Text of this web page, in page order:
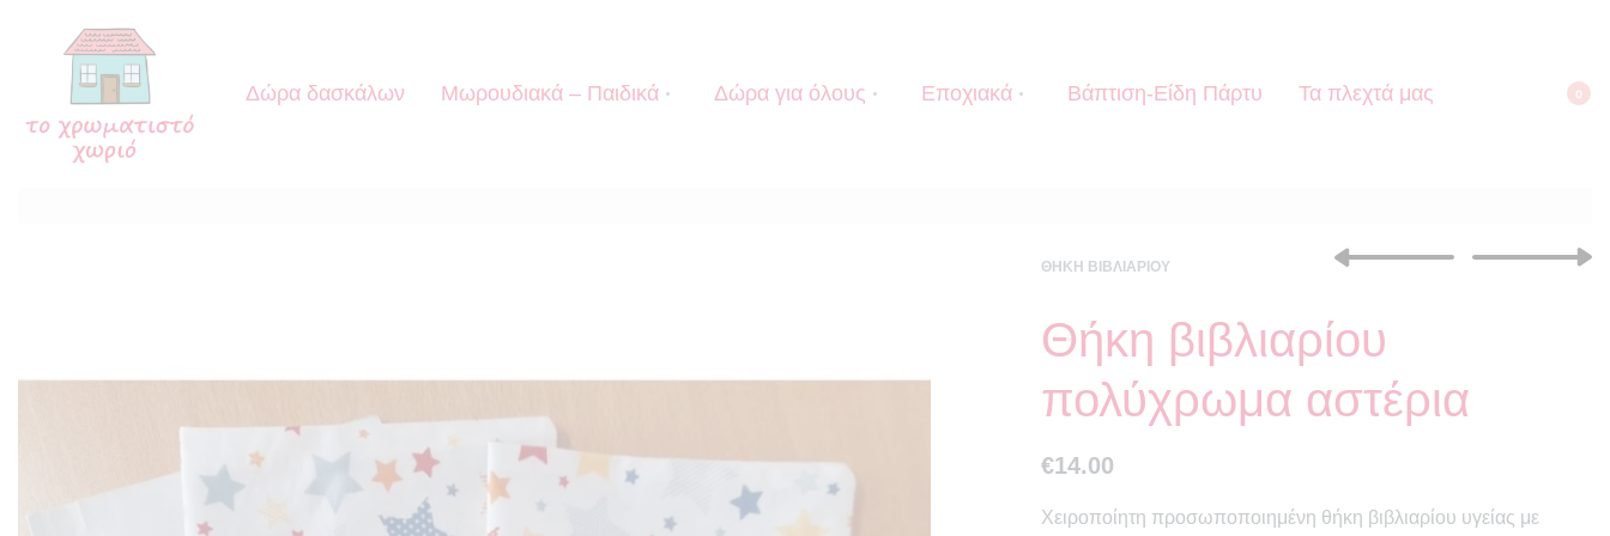
Δώρα δασκάλων Μωρουδιακά – Παιδικά Δώρα για όλους Εποχιακά Βάπτιση-Είδη Πάρτυ Τα πλεχτά μας 0
ΘΉΚΗ ΒΙΒΛΙΑΡΊΟΥ
€14.00
Θήκη βιβλιαρίου
πολύχρωμα αστέρια
€14.00
Χειροποίητη προσωποποιημένη θήκη βιβλιαρίου υγείας με